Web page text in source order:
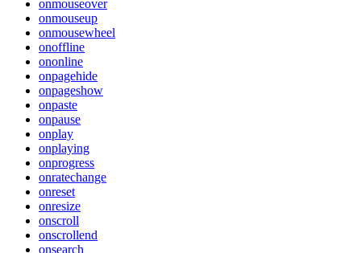
onmouseover
onmouseup
onmousewheel
onoffline
ononline
onpagehide
onpageshow
onpaste
onpause
onplay
onplaying
onprogress
onratechange
onreset
onresize
onscroll
onscrollend
onsearch